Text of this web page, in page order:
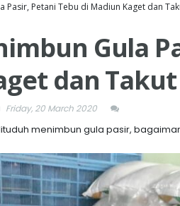
Pasir, Petani Tebu di Madiun Kaget dan
Gula
dan Takut
Friday, 20 March 2020
menimbun gula pasir,